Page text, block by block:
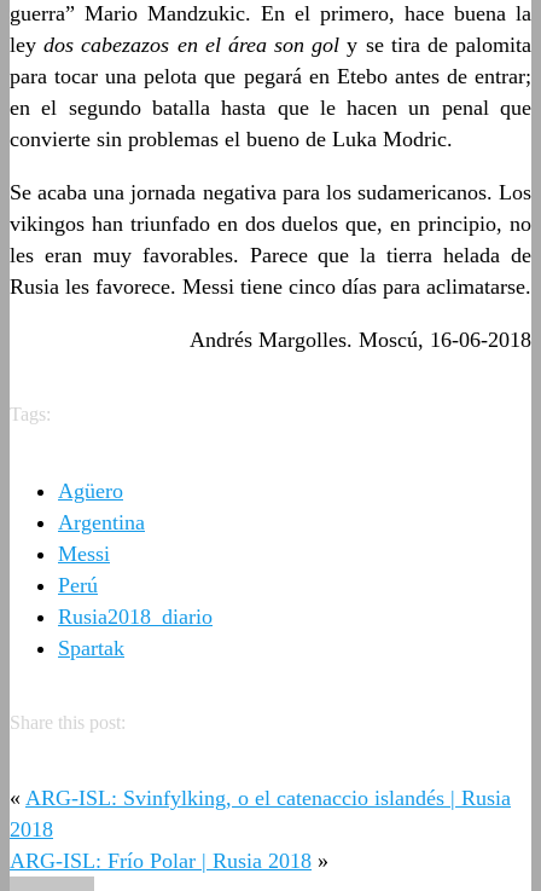
guerra” Mario Mandzukic. En el primero, hace buena la
leydos cabezazos en el área son goly se tira de palomita
para tocar una pelota que pegará en Etebo antes de entrar;
en el segundo batalla hasta que le hacen un penal que
convierte sin problemas el bueno de Luka Modric.
Se acaba una jornada negativa para los sudamericanos. Los
vikingos han triunfado en dos duelos que, en principio, no
les eran muy favorables. Parece que la tierra helada de
Rusia les favorece. Messi tiene cinco días para aclimatarse.
Andrés Margolles. Moscú, 16-06-2018
Tags:
Agüero
Argentina
Messi
Perú
Rusia2018_diario
Spartak
Share this post:
« ARG-ISL: Svinfylking, o el catenaccio islandés | Rusia
2018
ARG-ISL: Frío Polar | Rusia 2018 »